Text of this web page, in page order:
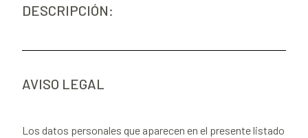
DESCRIPCIÓN:
AVISO LEGAL
Los datos personales que aparecen en el presente listado